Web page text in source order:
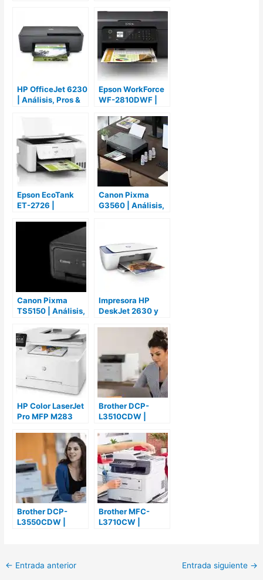
Contras y
Opiniones
HP OfficeJet 6230
| Análisis, Pros &
Epson WorkForce
WF-2810DWF |
Contras y
Opiniones
Epson EcoTank
ET-2726 |
Opiniones
Canon Pixma
G3560 | Análisis,
Canon Pixma
TS5150 | Análisis,
Opiniones
Impresora HP
DeskJet 2630 y
HP Color LaserJet
Pro MFP M283
Pros & Contras y
Opiniones
Brother DCP-
L3510CDW |
Contras y
Opiniones
Brother DCP-
L3550CDW |
Brother MFC-
L3710CW |
← Entrada anterior Entrada siguiente →